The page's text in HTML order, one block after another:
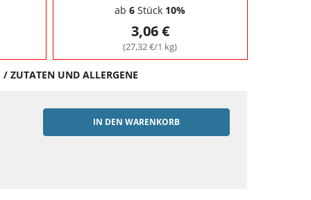
ab 6 Stück 10%
3,06 €
(27,32 €/1 kg)
/ ZUTATEN UND ALLERGENE
IN DEN WARENKORB